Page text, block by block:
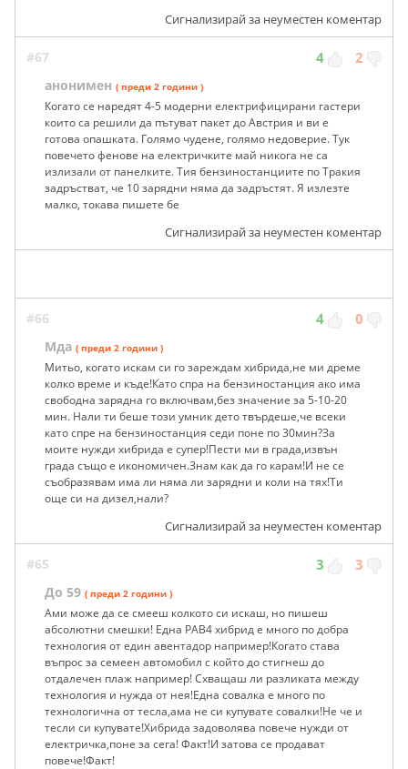
Сигнализирай за неуместен коментар
#67 4 2
анонимен ( преди 2 години )
Когато се наредят 4-5 модерни електрифицирани гастери
които са решили да пътуват пакет до Австрия и ви е
готова опашката. Голямо чудене, голямо недоверие. Тук
повечето фенове на електричките май никога не са
излизали от панелките. Тия бензиностанциите по Тракия
задръстват, че 10 зарядни няма да задръстят. Я излезте
малко, токава пишете бе
Сигнализирай за неуместен коментар
#66 4 0
Мда ( преди 2 години )
Митьо, когато искам си го зареждам хибрида,не ми дреме
колко време и къде!Като спра на бензиностанция ако има
свободна зарядна го включвам,без значение за 5-10-20
мин. Нали ти беше този умник дето твърдеше,че всеки
като спре на бензиностанция седи поне по 30мин?За
моите нужди хибрида е супер!Пести ми в града,извън
града също е икономичен.Знам как да го карам!И не се
съобразявам има ли няма ли зарядни и коли на тях!Ти
още си на дизел,нали?
Сигнализирай за неуместен коментар
#65 3 3
До 59 ( преди 2 години )
Ами може да се смееш колкото си искаш, но пишеш
абсолютни смешки! Една РАВ4 хибрид е много по добра
технология от един авентадор например!Когато става
въпрос за семеен автомобил с който до стигнеш до
отдалечен плаж например! Схващаш ли разликата между
технология и нужда от нея!Една совалка е много по
технологична от тесла,ама не си купувате совалки!Не че и
тесли си купувате!Хибрида задоволява повече нужди от
електричка,поне за сега! Факт!И затова се продават
повече!Факт!